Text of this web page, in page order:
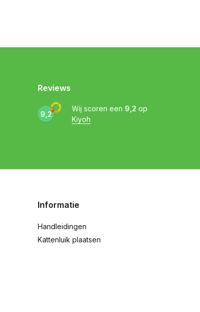
Reviews
9,2
Wij scoren een 9,2 op
Kiyoh
Informatie
Handleidingen
Kattenluik plaatsen